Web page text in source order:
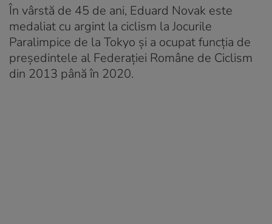
În vârstă de 45 de ani, Eduard Novak este
medaliat cu argint la ciclism la Jocurile
Paralimpice de la Tokyo și a ocupat funcția de
preşedintele al Federaţiei Române de Ciclism
din 2013 până în 2020.